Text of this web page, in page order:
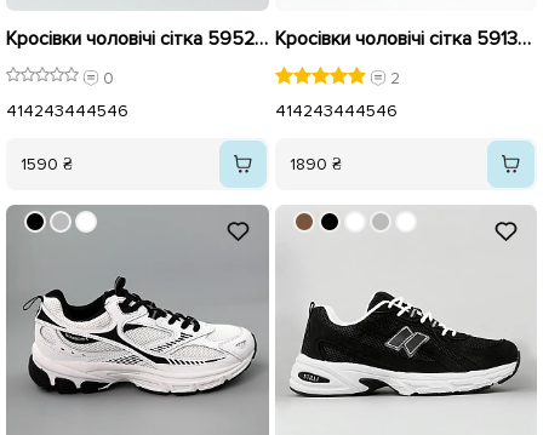
Кросівки чоловічі сітка 595202 Сірі
0
414243444546
1590 ₴
Кросівки чоловічі сітка 591326 Чорні
2
414243444546
1890 ₴